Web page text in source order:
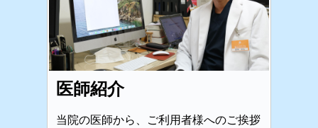
医師紹介
当院の医師から、ご利用者様へのご挨拶